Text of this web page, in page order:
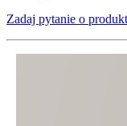
Zadaj pytanie o produkt